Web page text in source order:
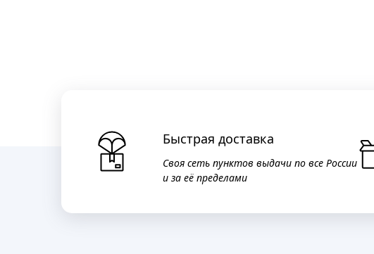
Быстрая доставка
Своя сеть пунктов выдачи по все России
и за её пределами